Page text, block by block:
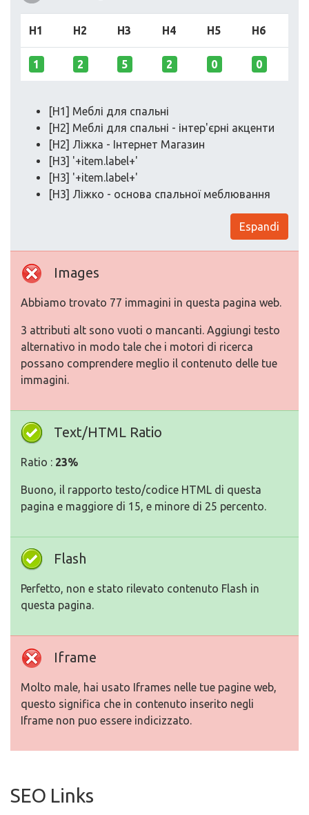
H1 H2 H3 H4 H5 H6
1 2 5 2 0 0
[H1] Меблі для спальні
[H2] Меблі для спальні - інтер'єрні акценти
[H2] Ліжка - Інтернет Магазин
[H3] '+item.label+'
[H3] '+item.label+'
[H3] Ліжко - основа спальної меблювання
Espandi
Images
Abbiamo trovato 77 immagini in questa pagina web.
3 attributi alt sono vuoti o mancanti. Aggiungi testo
alternativo in modo tale che i motori di ricerca
possano comprendere meglio il contenuto delle tue
immagini.
Text/HTML Ratio
Ratio : 23%
Buono, il rapporto testo/codice HTML di questa
pagina e maggiore di 15, e minore di 25 percento.
Flash
Perfetto, non e stato rilevato contenuto Flash in
questa pagina.
Iframe
Molto male, hai usato Iframes nelle tue pagine web,
questo significa che in contenuto inserito negli
Iframe non puo essere indicizzato.
SEO Links